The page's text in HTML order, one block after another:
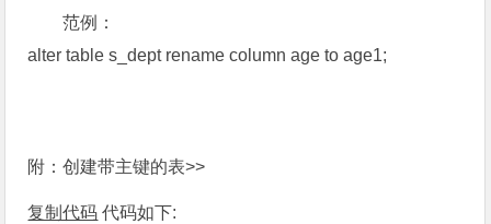
范例：
alter table s_dept rename column age to age1;
附：创建带主键的表>>
复制代码 代码如下: